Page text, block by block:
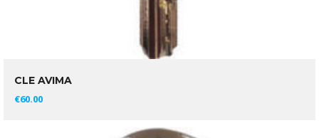
CLE AVIMA
€60.00